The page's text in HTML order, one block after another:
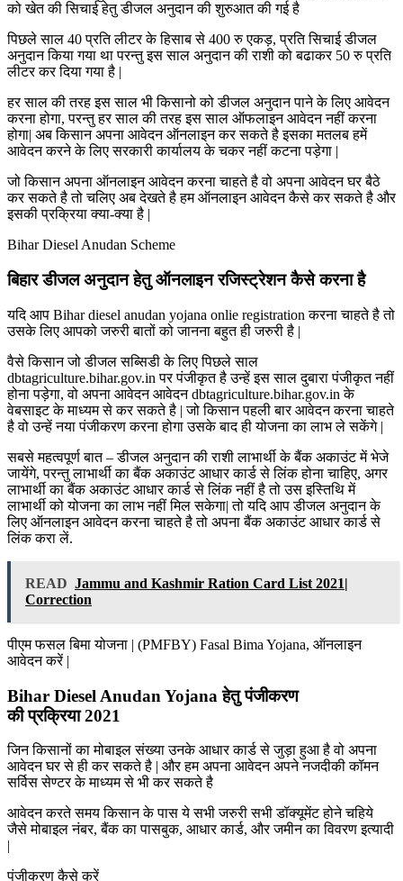
को खेत की सिचाई हेतु डीजल अनुदान की शुरुआत की गई है
पिछले साल 40 प्रति लीटर के हिसाब से 400 रु एकड़, प्रति सिचाई डीजल
अनुदान किया गया था परन्तु इस साल अनुदान की राशी को बढाकर 50 रु प्रति
लीटर कर दिया गया है |
हर साल की तरह इस साल भी किसानो को डीजल अनुदान पाने के लिए आवेदन
करना होगा, परन्तु हर साल की तरह इस साल ऑफलाइन आवेदन नहीं करना
होगा| अब किसान अपना आवेदन ऑनलाइन कर सकते है इसका मतलब हमें
आवेदन करने के लिए सरकारी कार्यालय के चकर नहीं कटना पड़ेगा |
जो किसान अपना ऑनलाइन आवेदन करना चाहते है वो अपना आवेदन घर बैठे
कर सकते है तो चलिए अब देखते है हम ऑनलाइन आवेदन कैसे कर सकते है और
इसकी प्रक्रिया क्या-क्या है |
Bihar Diesel Anudan Scheme
बिहार डीजल अनुदान हेतु ऑनलाइन रजिस्ट्रेशन कैसे करना है
यदि आप Bihar diesel anudan yojana onlie registration करना चाहते है तो
उसके लिए आपको जरुरी बातों को जानना बहुत ही जरुरी है |
वैसे किसान जो डीजल सब्सिडी के लिए पिछले साल
dbtagriculture.bihar.gov.in पर पंजीकृत है उन्हें इस साल दुबारा पंजीकृत नहीं
होना पड़ेगा, वो अपना आवेदन आवेदन dbtagriculture.bihar.gov.in के
वेबसाइट के माध्यम से कर सकते है | जो किसान पहली बार आवेदन करना चाहते
है वो उन्हें नया पंजीकरण करना होगा उसके बाद ही योजना का लाभ ले सकेंगे |
सबसे महत्वपूर्ण बात – डीजल अनुदान की राशी लाभार्थी के बैंक अकाउंट में भेजे
जायेंगे, परन्तु लाभार्थी का बैंक अकाउंट आधार कार्ड से लिंक होना चाहिए, अगर
लाभार्थी का बैंक अकाउंट आधार कार्ड से लिंक नहीं है तो उस इस्तिथि में
लाभार्थी को योजना का लाभ नहीं मिल सकेगा| तो यदि आप डीजल अनुदान के
लिए ऑनलाइन आवेदन करना चाहते है तो अपना बैंक अकाउंट आधार कार्ड से
लिंक करा लें.
READ Jammu and Kashmir Ration Card List 2021|
Correction
पीएम फसल बिमा योजना | (PMFBY) Fasal Bima Yojana, ऑनलाइन
आवेदन करें |
Bihar Diesel Anudan Yojana हेतु पंजीकरण
की प्रक्रिया 2021
जिन किसानों का मोबाइल संख्या उनके आधार कार्ड से जुड़ा हुआ है वो अपना
आवेदन घर से ही कर सकते है | और हम अपना आवेदन अपने नजदीकी कॉमन
सर्विस सेण्टर के माध्यम से भी कर सकते है
आवेदन करते समय किसान के पास ये सभी जरुरी सभी डॉक्यूमेंट होने चहिये
जैसे मोबाइल नंबर, बैंक का पासबुक, आधार कार्ड, और जमीन का विवरण इत्यादी
|
पंजीकरण कैसे करें